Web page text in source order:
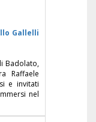
Gallelli
Badolato,
Raffaele
e invitati
nel